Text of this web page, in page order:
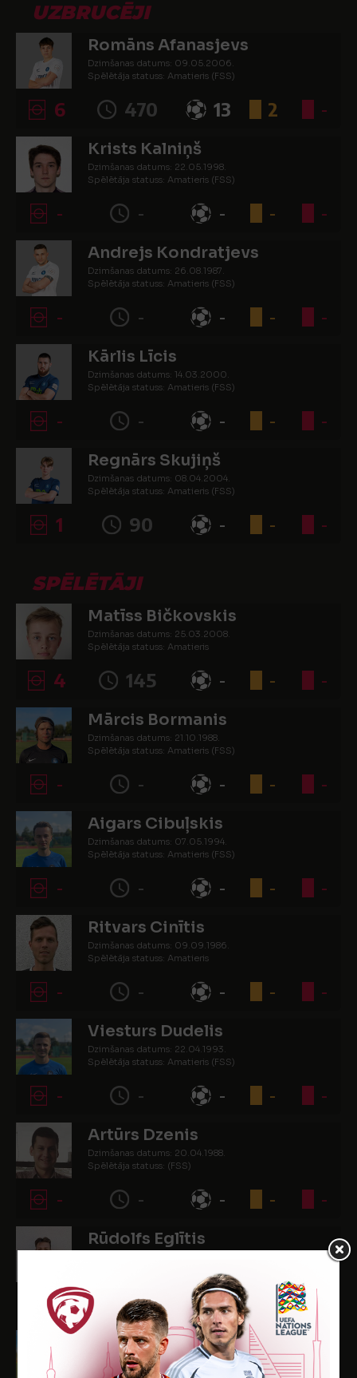
UZBRUCĒJI
Romāns Afanasjevs
Dzimšanas datums: 09.05.2006.
Spēlētāja statuss: Amatieris (FSS)
6 470 13 2 -
Krists Kalniņš
Dzimšanas datums: 22.05.1998.
Spēlētāja statuss: Amatieris (FSS)
- - - - -
Andrejs Kondratjevs
Dzimšanas datums: 26.08.1987.
Spēlētāja statuss: Amatieris (FSS)
- - - - -
Kārlis Līcis
Dzimšanas datums: 14.03.2000.
Spēlētāja statuss: Amatieris (FSS)
- - - - -
Regnārs Skujiņš
Dzimšanas datums: 08.04.2004.
Spēlētāja statuss: Amatieris (FSS)
1 90 - - -
SPĒLĒTĀJI
Matīss Bičkovskis
Dzimšanas datums: 25.03.2008.
Spēlētāja statuss: Amatieris
4 145 - - -
Mārcis Bormanis
Dzimšanas datums: 21.10.1988.
Spēlētāja statuss: Amatieris (FSS)
- - - - -
Aigars Cibuļskis
Dzimšanas datums: 07.05.1994.
Spēlētāja statuss: Amatieris (FSS)
- - - - -
Ritvars Cinītis
Dzimšanas datums: 09.09.1986.
Spēlētāja statuss: Amatieris
- - - - -
Viesturs Dudelis
Dzimšanas datums: 22.04.1993.
Spēlētāja statuss: Amatieris (FSS)
- - - - -
Artūrs Dzenis
Dzimšanas datums: 20.04.1988.
Spēlētāja statuss: (FSS)
- - - - -
Rūdolfs Eglītis
3 173 -
Kentaro Goto
Dzimšanas datums: 11.02.2004.
Spēlētāja statuss: Amatieris